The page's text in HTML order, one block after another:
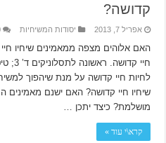
קדושה?
אפריל 7, 2013 יסודות המשיחיות
האם אלוהים מצפה ממאמינים שיחיו
לחיות חיי קדושה על מנת שיהפוך
שיחיו חיי קדושה? האם ישנם מאמינים
מושלמת? כיצד יתכן …
קרא\י עוד »